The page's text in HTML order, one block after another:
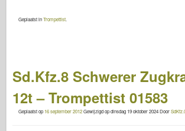
Geplaatst inTrompettist
Sd.Kfz.8 Schwerer
12t – Trompettist 01583
Geplaatst op16 september 2012Gewijzigd opdinsdag 19 oktober 2024Door